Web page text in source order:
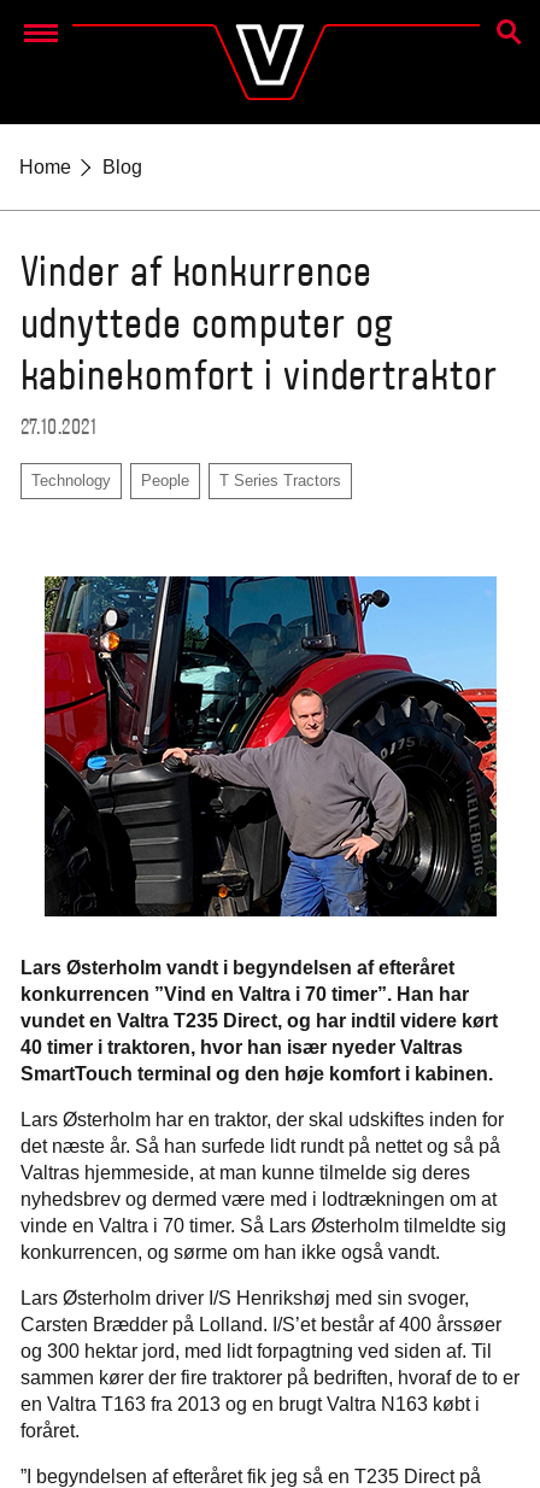
Menu
SØG
Home Blog
Vinder af konkurrence
udnyttede computer og
kabinekomfort i vindertraktor
27.10.2021
Technology People T Series Tractors
Lars Østerholm vandt i begyndelsen af efteråret
konkurrencen ”Vind en Valtra i 70 timer”. Han har
vundet en Valtra T235 Direct, og har indtil videre kørt
40 timer i traktoren, hvor han især nyeder Valtras
SmartTouch terminal og den høje komfort i kabinen.
Lars Østerholm har en traktor, der skal udskiftes inden for
det næste år. Så han surfede lidt rundt på nettet og så på
Valtras hjemmeside, at man kunne tilmelde sig deres
nyhedsbrev og dermed være med i lodtrækningen om at
vinde en Valtra i 70 timer. Så Lars Østerholm tilmeldte sig
konkurrencen, og sørme om han ikke også vandt.
Lars Østerholm driver I/S Henrikshøj med sin svoger,
Carsten Brædder på Lolland. I/S’et består af 400 årssøer
og 300 hektar jord, med lidt forpagtning ved siden af. Til
sammen kører der fire traktorer på bedriften, hvoraf de to er
en Valtra T163 fra 2013 og en brugt Valtra N163 købt i
foråret.
”I begyndelsen af efteråret fik jeg så en T235 Direct på